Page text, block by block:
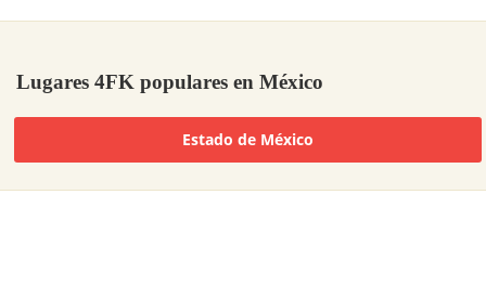
Lugares 4FK populares en México
Estado de México